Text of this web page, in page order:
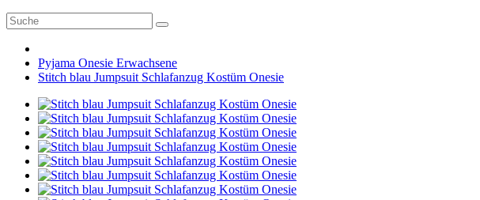
Pyjama Onesie Erwachsene
Stitch blau Jumpsuit Schlafanzug Kostüm Onesie